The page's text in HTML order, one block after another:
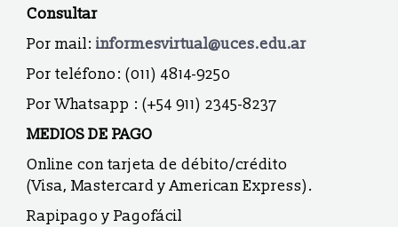
Consultar
Por mail: informesvirtual@uces.edu.ar
Por teléfono: (011) 4814-9250
Por Whatsapp : (+54 911) 2345-8237
MEDIOS DE PAGO
Online con tarjeta de débito/crédito
(Visa, Mastercard y American Express).
Rapipago y Pagofácil